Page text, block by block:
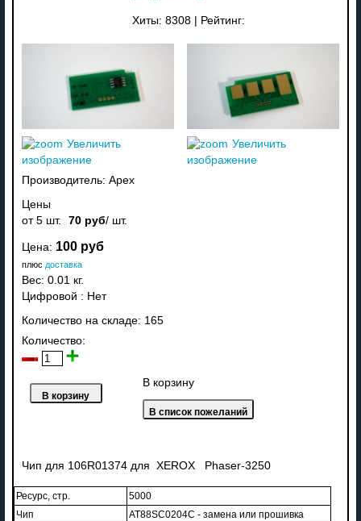
Хиты: 8308 Рейтинг:
Увеличить
изображение
Увеличить
изображение
Производитель: Apex
Цены
от 5 шт.
70 руб/ шт.
Цена: 100 руб
плюс доставка
Вес: 0.01 кг.
Цифровой : Нет
Количество на складе: 165
Количество:
В корзину
Чип для 106R01374 для XEROX Phaser-3250
Ресурс, стр.
5000
Чип
AT88SC0204C - замена или прошивка